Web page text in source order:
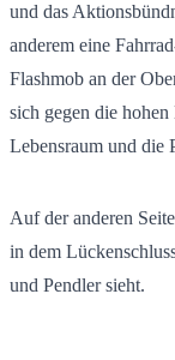
und das
anderem eine
Flashmob an der
sich gegen die
Lebensraum und die
Auf der anderen
in dem
und Pendler sieht.